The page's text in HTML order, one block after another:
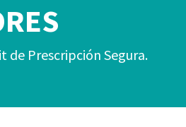
de Prescripción Segura.